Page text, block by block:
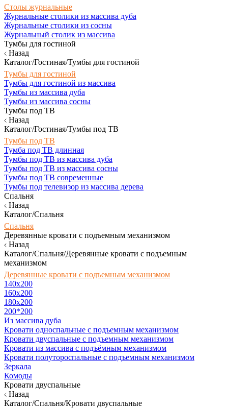
Столы журнальные
Журнальные столики из массива дуба
Журнальные столики из сосны
Журнальный столик из массива
Тумбы для гостиной
Назад
Каталог/Гостиная/Тумбы для гостиной
Тумбы для гостиной
Тумбы для гостиной из массива
Тумбы из массива дуба
Тумбы из массива сосны
Тумбы под ТВ
Назад
Каталог/Гостиная/Тумбы под ТВ
Тумбы под ТВ
Тумба под ТВ длинная
Тумбы под ТВ из массива дуба
Тумбы под ТВ из массива сосны
Тумбы под ТВ современные
Тумбы под телевизор из массива дерева
Спальня
Назад
Каталог/Спальня
Спальня
Деревянные кровати с подъемным механизмом
Назад
Каталог/Спальня/Деревянные кровати с подъемным
механизмом
Деревянные кровати с подъемным механизмом
140x200
160х200
180х200
200*200
Из массива дуба
Кровати односпальные с подъемным механизмом
Кровати двуспальные с подъемным механизмом
Кровати из массива с подъёмным механизмом
Кровати полутороспальные с подъемным механизмом
Зеркала
Комоды
Кровати двуспальные
Назад
Каталог/Спальня/Кровати двуспальные